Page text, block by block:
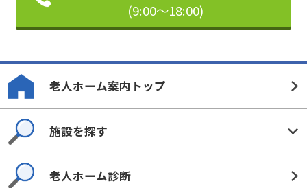
(9:00～18:00)
老人ホーム案内トップ
施設を探す
老人ホーム診断